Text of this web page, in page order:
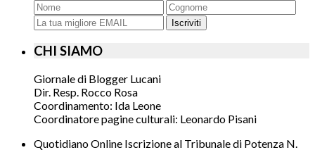
Iscriviti
CHI SIAMO
Giornale di Blogger Lucani
Dir. Resp. Rocco Rosa
Coordinamento: Ida Leone
Coordinatore pagine culturali: Leonardo Pisani
Quotidiano Online Iscrizione al Tribunale di Potenza N.